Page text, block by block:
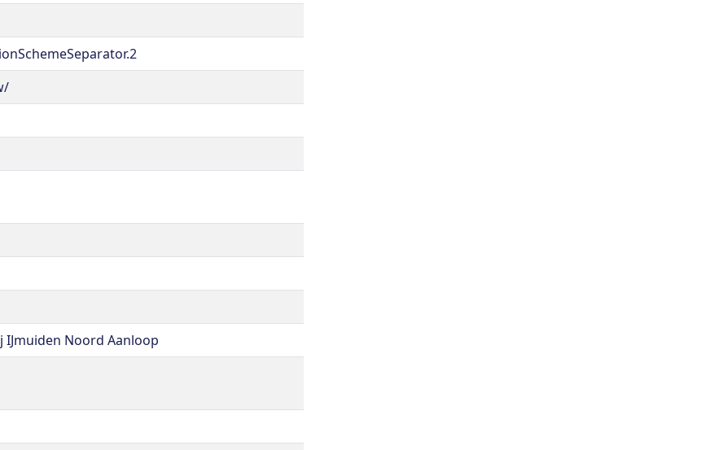
IJmuiden Noord Aanloop